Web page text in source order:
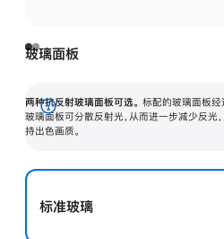
玻璃面板
两种抗反射玻璃面板可选。 标配的玻璃面板经
玻璃面板可分散反射光，从而进一步减少反光
持出色画质。
展
开
标准玻璃